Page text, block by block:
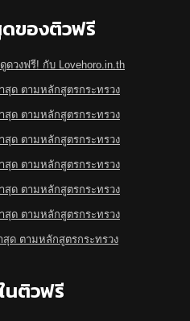
ของติวฟรี
ดวงฟรี! กับ Lovehoro.in.th
ด ตามหลักสูตรกระทรวง
ด ตามหลักสูตรกระทรวง
ด ตามหลักสูตรกระทรวง
ด ตามหลักสูตรกระทรวง
ด ตามหลักสูตรกระทรวง
ด ตามหลักสูตรกระทรวง
ด ตามหลักสูตรกระทรวง
นติวฟรี